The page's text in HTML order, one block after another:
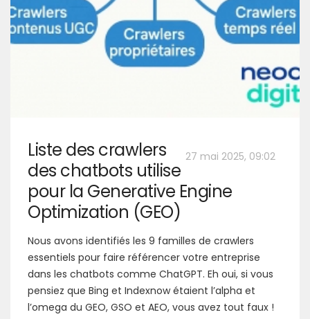
27 mai 2025, 09:02
Liste des crawlers
des chatbots utilise
pour la Generative Engine
Optimization (GEO)
Nous avons identifiés les 9 familles de crawlers
essentiels pour faire référencer votre entreprise
dans les chatbots comme ChatGPT. Eh oui, si vous
pensiez que Bing et Indexnow étaient l’alpha et
l’omega du GEO, GSO et AEO, vous avez tout faux !